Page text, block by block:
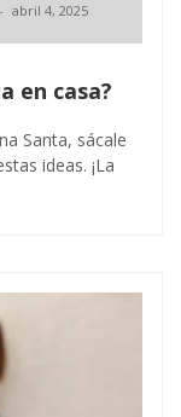
abril 4, 2025
en casa?
Santa, sácale
ideas. ¡La